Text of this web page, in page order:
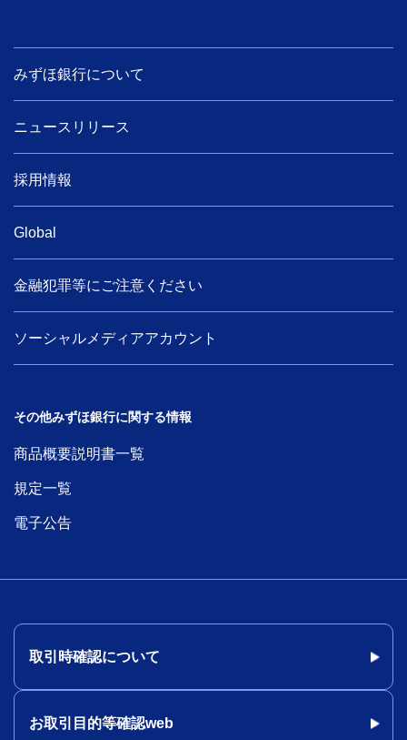
みずほ銀行について
ニュースリリース
採用情報
Global
金融犯罪等にご注意ください
ソーシャルメディアアカウント
その他みずほ銀行に関する情報
商品概要説明書一覧
規定一覧
電子公告
取引時確認について
お取引目的等確認web